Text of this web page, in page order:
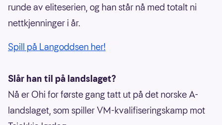
runde av eliteserien, og han står nå med totalt ni
nettkjenninger i år.
Spill på Langoddsen her!
Slår han til på landslaget?
Nå er Ohi for første gang tatt ut på det norske A-
landslaget, som spiller VM-kvalifiseringskamp mot